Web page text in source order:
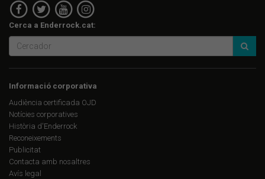
Cerca a Enderrock.cat:
Informació corporativa
Audiència certificada OJD
Notícies corporatives
Història d'Enderrock
Reconeixements
Publicitat
Contacta amb nosaltres
Avís legal